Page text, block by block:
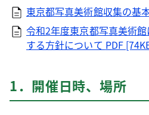
東京都写真美術館収集の基
令和2年度東京都写真美術
する方針について PDF
1．開催日時、場所